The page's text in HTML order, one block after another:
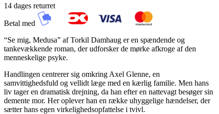
14 dages returret
Betal med
“Se mig, Medusa” af Torkil Damhaug er en spændende og
tankevækkende roman, der udforsker de mørke afkroge af den
menneskelige psyke.
Handlingen centrerer sig omkring Axel Glenne, en
samvittighedsfuld og vellidt læge med en kærlig familie. Men hans
liv tager en dramatisk drejning, da han efter en nattevagt besøger sin
demente mor. Her oplever han en række uhyggelige hændelser, der
sætter hans egen virkelighedsopfattelse i tvivl.